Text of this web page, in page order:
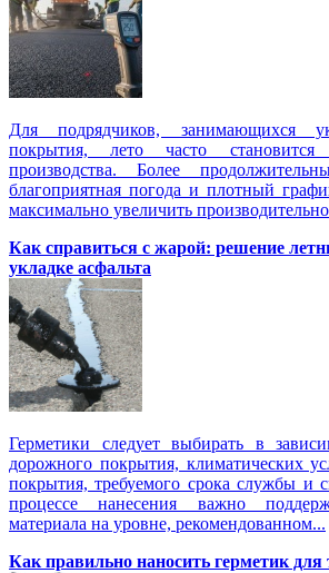
Для подрядчиков, занимающихся
покрытия, лето часто
производства. Более
благоприятная погода и плотный
максимально увеличить
Как справиться с жарой: решение
укладке асфальта
Герметики следует выбирать в
дорожного покрытия, климатических
покрытия, требуемого срока службы и
процессе нанесения важно
материала на уровне, рекомендованном...
Как правильно наносить герметик